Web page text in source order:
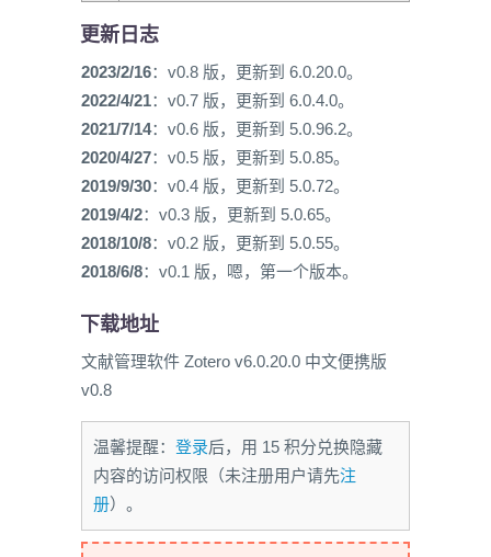
更新日志
2023/2/16：v0.8 版，更新到 6.0.20.0。
2022/4/21：v0.7 版，更新到 6.0.4.0。
2021/7/14：v0.6 版，更新到 5.0.96.2。
2020/4/27：v0.5 版，更新到 5.0.85。
2019/9/30：v0.4 版，更新到 5.0.72。
2019/4/2：v0.3 版，更新到 5.0.65。
2018/10/8：v0.2 版，更新到 5.0.55。
2018/6/8：v0.1 版，嗯，第一个版本。
下载地址
文献管理软件 Zotero v6.0.20.0 中文便携版
v0.8
温馨提醒： 登录后，用 15 积分兑换隐藏
内容的访问权限（未注册用户请先注
册）。